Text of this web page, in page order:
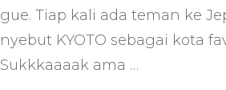
di
KYOTO
gue. Tiap kali ada teman ke
nyebut KYOTO sebagai kota
Sukkkaaaak ama …